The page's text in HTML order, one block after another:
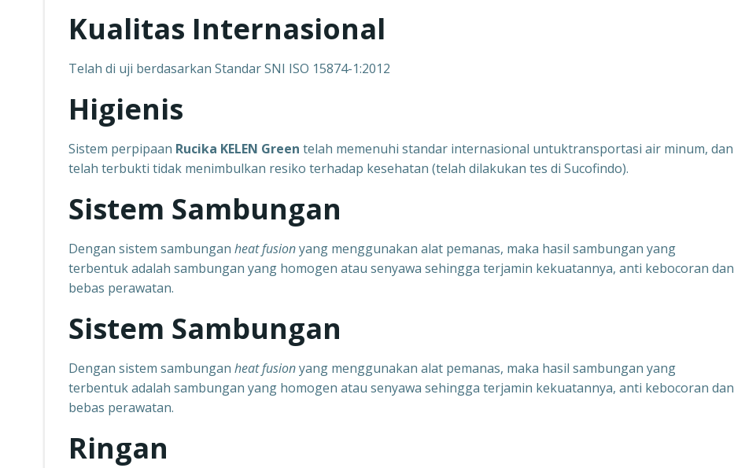
Kualitas Internasional
Telah di uji berdasarkan Standar SNI ISO 15874-1:2012
Higienis
Sistem perpipaan Rucika KELEN Green telah memenuhi standar internasional untuktransportasi air minum, dan
telah terbukti tidak menimbulkan resiko terhadap kesehatan (telah dilakukan tes di Sucofindo).
Sistem Sambungan
Dengan sistem sambungan heat fusionyang menggunakan alat pemanas, maka hasil sambungan yang
terbentuk adalah sambungan yang homogen atau senyawa sehingga terjamin kekuatannya, anti kebocoran dan
bebas perawatan.
Sistem Sambungan
Dengan sistem sambungan heat fusionyang menggunakan alat pemanas, maka hasil sambungan yang
terbentuk adalah sambungan yang homogen atau senyawa sehingga terjamin kekuatannya, anti kebocoran dan
bebas perawatan.
Ringan